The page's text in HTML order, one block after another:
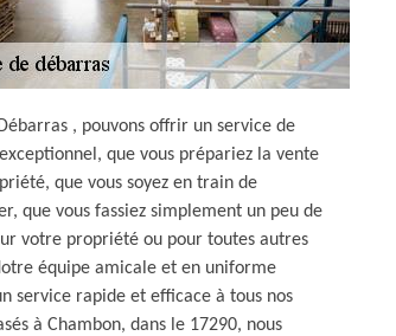
, pouvons offrir un service de
que vous prépariez la vente
que vous soyez en train de
que vous fassiez simplement un peu de
votre propriété ou pour toutes autres
équipe amicale et en uniforme
service rapide et efficace à tous nos
à Chambon, dans le 17290, nous